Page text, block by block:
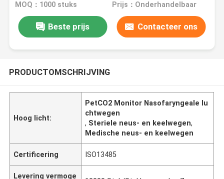
MOQ：1000 stuks Prijs：Onderhandelbaar
Beste prijs Contacteer ons
PRODUCTOMSCHRIJVING
Hoog licht:
PetCO2 Monitor Nasofaryngeale lu
chtwegen
, Steriele neus- en keelwegen,
Medische neus- en keelwegen
Certificering ISO13485
Levering vermoge